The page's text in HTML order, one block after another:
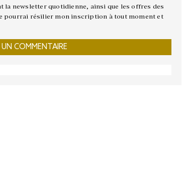
la newsletter quotidienne, ainsi que les offres des
pourrai résilier mon inscription à tout moment et